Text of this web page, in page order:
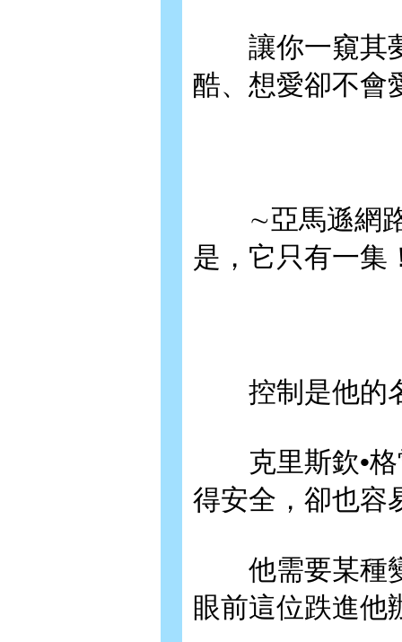
讓你一窺其夢
酷、想愛卻不會
∼亞馬遜網路
是，它只有一集
控制是他的
克里斯欽•格
得安全，卻也容
他需要某種
眼前這位跌進他